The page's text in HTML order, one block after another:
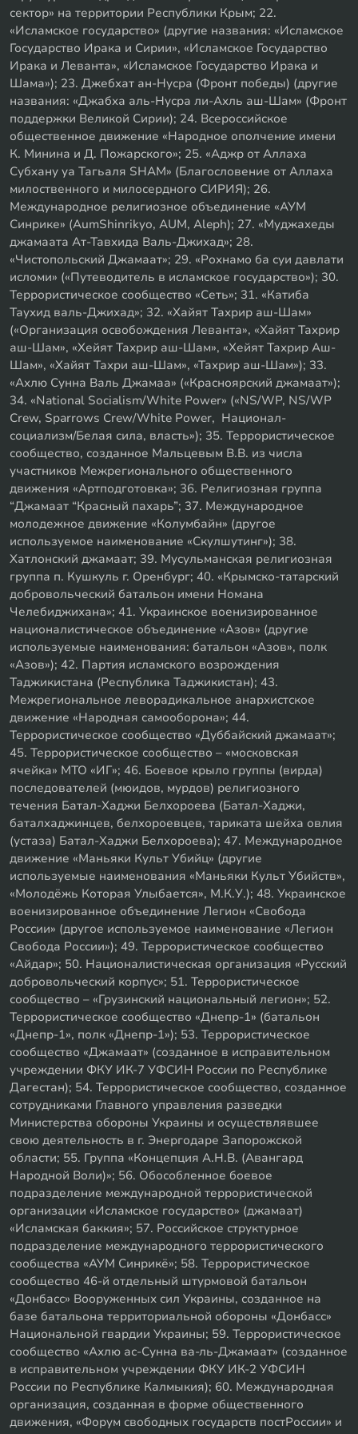
сектор» на территории Республики Крым; 22.
«Исламское государство» (другие названия: «Исламское
Государство Ирака и Сирии», «Исламское Государство
Ирака и Леванта», «Исламское Государство Ирака и
Шама»); 23. Джебхат ан-Нусра (Фронт победы) (другие
названия: «Джабха аль-Нусра ли-Ахль аш-Шам» (Фронт
поддержки Великой Сирии); 24. Всероссийское
общественное движение «Народное ополчение имени
К. Минина и Д. Пожарского»; 25. «Аджр от Аллаха
Субхану уа Тагьаля SHAM» (Благословение от Аллаха
милоственного и милосердного СИРИЯ); 26.
Международное религиозное объединение «АУМ
Синрике» (AumShinrikyo, AUM, Aleph); 27. «Муджахеды
джамаата Ат-Тавхида Валь-Джихад»; 28.
«Чистопольский Джамаат»; 29. «Рохнамо ба суи давлати
исломи» («Путеводитель в исламское государство»); 30.
Террористическое сообщество «Сеть»; 31. «Катиба
Таухид валь-Джихад»; 32. «Хайят Тахрир аш-Шам»
(«Организация освобождения Леванта», «Хайят Тахрир
аш-Шам», «Хейят Тахрир аш-Шам», «Хейят Тахрир Аш-
Шам», «Хайят Тахри аш-Шам», «Тахрир аш-Шам»); 33.
«Ахлю Сунна Валь Джамаа» («Красноярский джамаат»);
34. «National Socialism/White Power» («NS/WP, NS/WP
Crew, Sparrows Crew/White Power, Национал-
социализм/Белая сила, власть»); 35. Террористическое
сообщество, созданное Мальцевым В.В. из числа
участников Межрегионального общественного
движения «Артподготовка»; 36. Религиозная группа
“Джамаат “Красный пахарь”; 37. Международное
молодежное движение «Колумбайн» (другое
используемое наименование «Скулшутинг»); 38.
Хатлонский джамаат; 39. Мусульманская религиозная
группа п. Кушкуль г. Оренбург; 40. «Крымско-татарский
добровольческий батальон имени Номана
Челебиджихана»; 41. Украинское военизированное
националистическое объединение «Азов» (другие
используемые наименования: батальон «Азов», полк
«Азов»); 42. Партия исламского возрождения
Таджикистана (Республика Таджикистан); 43.
Межрегиональное леворадикальное анархистское
движение «Народная самооборона»; 44.
Террористическое сообщество «Дуббайский джамаат»;
45. Террористическое сообщество – «московская
ячейка» МТО «ИГ»; 46. Боевое крыло группы (вирда)
последователей (мюидов, мурдов) религиозного
течения Батал-Хаджи Белхороева (Батал-Хаджи,
баталхаджинцев, белхороевцев, тариката шейха овлия
(устаза) Батал-Хаджи Белхороева); 47. Международное
движение «Маньяки Культ Убийц» (другие
используемые наименования «Маньяки Культ Убийств»,
«Молодёжь Которая Улыбается», М.К.У.); 48. Украинское
военизированное объединение Легион «Свобода
России» (другое используемое наименование «Легион
Свобода России»); 49. Террористическое сообщество
«Айдар»; 50. Националистическая организация «Русский
добровольческий корпус»; 51. Террористическое
сообщество – «Грузинский национальный легион»; 52.
Террористическое сообщество «Днепр-1» (батальон
«Днепр-1», полк «Днепр-1»); 53. Террористическое
сообщество «Джамаат» (созданное в исправительном
учреждении ФКУ ИК-7 УФСИН России по Республике
Дагестан); 54. Террористическое сообщество, созданное
сотрудниками Главного управления разведки
Министерства обороны Украины и осуществлявшее
свою деятельность в г. Энергодаре Запорожской
области; 55. Группа «Концепция А.Н.В. (Авангард
Народной Воли)»; 56. Обособленное боевое
подразделение международной террористической
организации «Исламское государство» (джамаат)
«Исламская баккия»; 57. Российское структурное
подразделение международного террористического
сообщества «АУМ Синрикё»; 58. Террористическое
сообщество 46-й отдельный штурмовой батальон
«Донбасс» Вооруженных сил Украины, созданное на
базе батальона территориальной обороны «Донбасс»
Национальной гвардии Украины; 59. Террористическое
сообщество «Ахлю ас-Сунна ва-ль-Джамаат» (созданное
в исправительном учреждении ФКУ ИК-2 УФСИН
России по Республике Калмыкия); 60. Международная
организация, созданная в форме общественного
движения, «Форум свободных государств постРоссии» и